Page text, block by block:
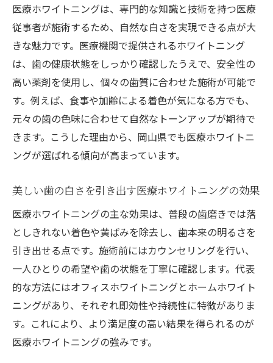
岡山県で安心の医療ホワイトニングを選ぶ理由
医療ホワイトニングを岡山県で選ぶ安心の
基準とは
岡山県の医療ホワイトニングが支持される
理由
信頼できる医療機関とホワイトニングの選
び方
安全重視の岡山県医療ホワイトニング最新
岡山県で医療ホワイトニングが人気の秘密
納得できる医療ホワイトニングの選択ポイ
ント
費用や効果を比較したい方へ医療ホワイトニン
グ徹底解説
医療ホワイトニングの費用相場とその内訳
を解説
岡山県で受ける医療ホワイトニングの効果
比較
医療ホワイトニングは、専門的な知識と技術を持つ医療
従事者が施術するため、自然な白さを実現できる点が大
きな魅力です。医療機関で提供されるホワイトニング
は、歯の健康状態をしっかり確認したうえで、安全性の
高い薬剤を使用し、個々の歯質に合わせた施術が可能で
す。例えば、食事や加齢による着色が気になる方でも、
元々の歯の色味に合わせて自然なトーンアップが期待で
きます。こうした理由から、岡山県でも医療ホワイトニ
ングが選ばれる傾向が高まっています。
美しい歯の白さを引き出す医療ホワイトニングの効果
医療ホワイトニングの主な効果は、普段の歯磨きでは落
としきれない着色や黄ばみを除去し、歯本来の明るさを
引き出せる点です。施術前にはカウンセリングを行い、
一人ひとりの希望や歯の状態を丁寧に確認します。代表
的な方法にはオフィスホワイトニングとホームホワイト
ニングがあり、それぞれ即効性や持続性に特徴がありま
す。これにより、より満足度の高い結果を得られるのが
医療ホワイトニングの強みです。